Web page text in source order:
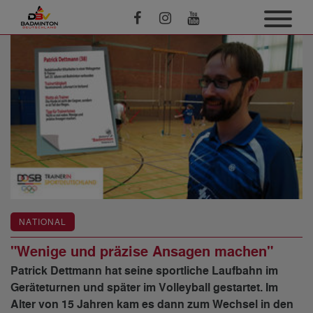
NATIONAL
"Wenige und präzise Ansagen machen"
Patrick Dettmann hat seine sportliche Laufbahn im
Geräteturnen und später im Volleyball gestartet. Im
Alter von 15 Jahren kam es dann zum Wechsel in den